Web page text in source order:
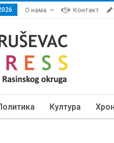
О нама Контакт
Култура